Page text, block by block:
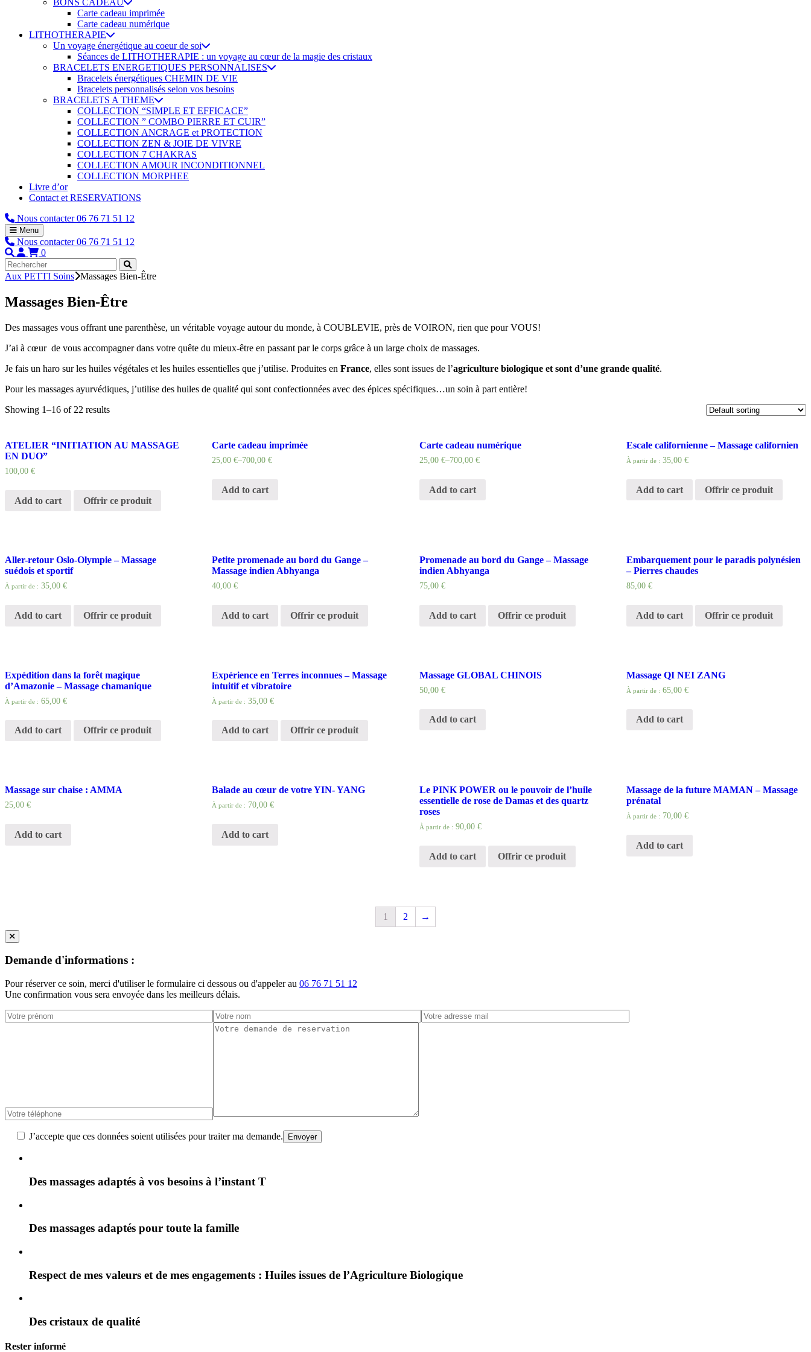
BONS CADEAU
Carte cadeau imprimée
Carte cadeau numérique
LITHOTHERAPIE
Un voyage énergétique au coeur de soi
Séances de LITHOTHERAPIE : un voyage au cœur de la magie des cristaux
BRACELETS ENERGETIQUES PERSONNALISES
Bracelets énergétiques CHEMIN DE VIE
Bracelets personnalisés selon vos besoins
BRACELETS A THEME
COLLECTION “SIMPLE ET EFFICACE”
COLLECTION ” COMBO PIERRE ET CUIR”
COLLECTION ANCRAGE et PROTECTION
COLLECTION ZEN & JOIE DE VIVRE
COLLECTION 7 CHAKRAS
COLLECTION AMOUR INCONDITIONNEL
COLLECTION MORPHEE
Livre d’or
Contact et RESERVATIONS
Nous contacter 06 76 71 51 12
Menu
Nous contacter 06 76 71 51 12
0
Aux PETTI Soins Massages Bien-Être
Massages Bien-Être
Des massages vous offrant une parenthèse, un véritable voyage autour du monde, à COUBLEVIE, près de VOIRON, rien que pour VOUS!
J’ai à cœur de vous accompagner dans votre quête du mieux-être en passant par le corps grâce à un large choix de massages.
Je fais un haro sur les huiles végétales et les huiles essentielles que j’utilise. Produites en France, elles sont issues de l’agriculture biologique et sont d’une grande qualité.
Pour les massages ayurvédiques, j’utilise des huiles de qualité qui sont confectionnées avec des épices spécifiques…un soin à part entière!
Showing 1–16 of 22 results
ATELIER “INITIATION AU MASSAGE
EN DUO”
100,00 €
Add to cart Offrir ce produit
Carte cadeau imprimée
25,00€–700,00€
Add to cart
Carte cadeau numérique
25,00 €–700,00 €
Add to cart
Escale californienne – Massage californien
À partir de : 35,00 €
Add to cart Offrir ce produit
Aller-retour Oslo-Olympie – Massage
suédois et sportif
À partir de : 35,00 €
Add to cart Offrir ce produit
Petite promenade au bord du Gange –
Massage indien Abhyanga
40,00€
Add to cart Offrir ce produit
Promenade au bord du Gange – Massage
indien Abhyanga
75,00 €
Add to cart Offrir ce produit
Embarquement pour le paradis polynésien
– Pierres chaudes
85,00 €
Add to cart Offrir ce produit
Expédition dans la forêt magique
d’Amazonie – Massage chamanique
À partir de : 65,00 €
Add to cart Offrir ce produit
Expérience en Terres inconnues – Massage
intuitif et vibratoire
À partir de : 35,00 €
Add to cart Offrir ce produit
Massage GLOBAL CHINOIS
50,00 €
Add to cart
Massage QI NEI ZANG
À partir de : 65,00 €
Add to cart
Massage sur chaise : AMMA
25,00 €
Add to cart
Balade au cœur de votre YIN- YANG
À partir de : 70,00 €
Add to cart
Le PINK POWER ou le pouvoir de l’huile
essentielle de rose de Damas et des quartz
roses
À partir de : 90,00 €
Add to cart Offrir ce produit
Massage de la future MAMAN – Massage
prénatal
À partir de : 70,00 €
Add to cart
1 2 →
Demande d'informations :
Pour réserver ce soin, merci d'utiliser le formulaire ci dessous ou d'appeler au 06 76 71 51 12
Une confirmation vous sera envoyée dans les meilleurs délais.
J’accepte que ces données soient utilisées pour traiter ma demande.
Des massages adaptés à vos besoins à l’instant T
Des massages adaptés pour toute la famille
Respect de mes valeurs et de mes engagements : Huiles issues de l’Agriculture Biologique
Des cristaux de qualité
Rester informé